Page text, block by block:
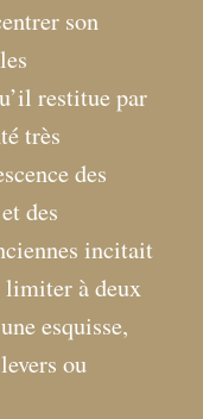
son
restitue par
très
des
des
incitait
limiter à deux
esquisse,
ou